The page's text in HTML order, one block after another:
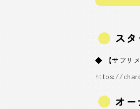
ス
◆ 【サプリ
https://
オ